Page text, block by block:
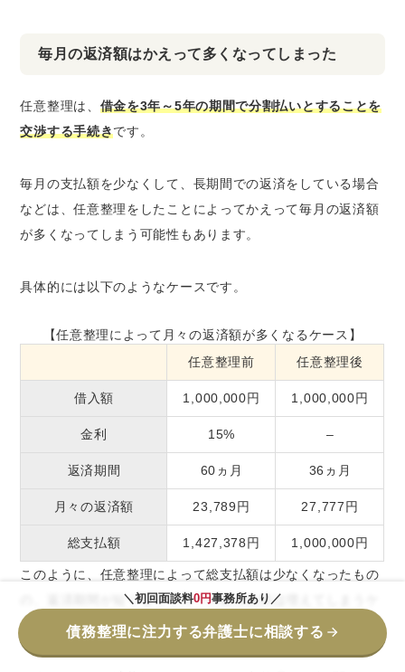
毎月の返済額はかえって多くなってしまった
任意整理は、 借金を3年～5年の期間で分割払いとすることを
交渉する手続きです。
毎月の支払額を少なくして、長期間での返済をしている場合
などは、任意整理をしたことによってかえって毎月の返済額
が多くなってしまう可能性もあります。
具体的には以下のようなケースです。
【任意整理によって月々の返済額が多くなるケース】
任意整理前
任意整理後
借入額 1,000,000円 1,000,000円
金利 15% –
返済期間 60ヵ月 36ヵ月
月々の返済額 23,789円 27,777円
総支払額 1,427,378円 1,000,000円
このように、任意整理によって総支払額は少なくなったもの
の、返済期間が短くなって月々の返済負担は増えてしまうケ
ースも考えられます。
＼初回面談料0円事務所あり／
債務整理に注力する弁護士に相談する